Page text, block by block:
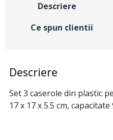
Descriere
Ce spun clientii
Descriere
Set 3 caserole din plastic
17 x 17 x 5.5 cm, capacitate